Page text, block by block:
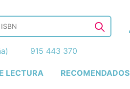
LECTURA RECOMENDADOS
915 443 370